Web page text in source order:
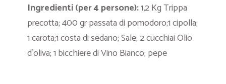
Ingredienti (per 4 persone):1,2 Kg Trippa
precotta; 400 gr passata di pomodoro;1 cipolla;
1 carota;1 costa di sedano; Sale; 2 cucchiai Olio
d’oliva; 1 bicchiere di Vino Bianco; pepe